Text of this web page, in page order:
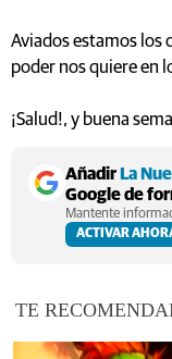
Aviados estamos los
poder nos quiere en
¡Salud!, y buena
Añadir La
Google de
Mantente
ACTIVAR
TE